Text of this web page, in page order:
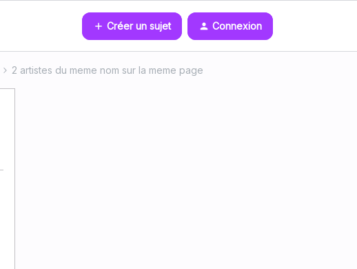
Créer un sujet Connexion
2 artistes du meme nom sur la meme page